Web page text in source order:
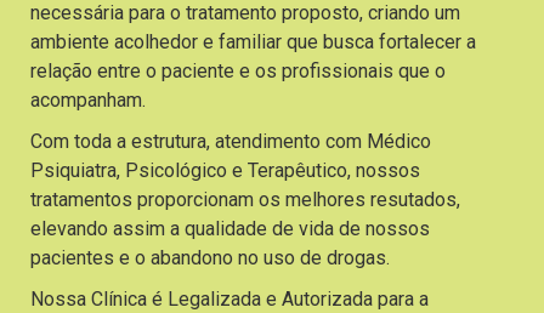
necessária para o tratamento proposto, criando um
ambiente acolhedor e familiar que busca fortalecer a
relação entre o paciente e os profissionais que o
acompanham.
Com toda a estrutura, atendimento com Médico
Psiquiatra, Psicológico e Terapêutico, nossos
tratamentos proporcionam os melhores resutados,
elevando assim a qualidade de vida de nossos
pacientes e o abandono no uso de drogas.
Nossa Clínica é Legalizada e Autorizada para a